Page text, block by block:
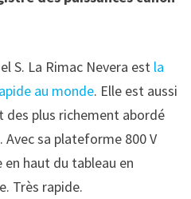
S. La Rimac Nevera est la
au monde. Elle est aussi
des plus richement abordé
sa plateforme 800 V
haut du tableau en
Très rapide.